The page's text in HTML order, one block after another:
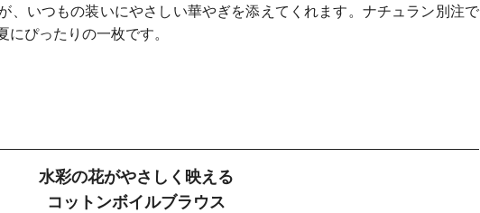
、いつもの装いにやさしい華やぎを添えてくれます。ナチュラン別注で
ぴったりの一枚です。
水彩の花がやさしく映える
コットンボイルブラウス